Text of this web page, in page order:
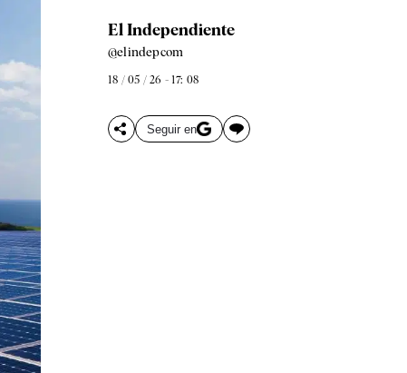
El Independiente
@elindepcom
18 / 05 / 26 - 17: 08
Seguir en